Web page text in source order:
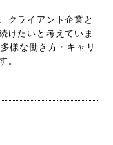
クライアント企業と
けたいと考えていま
様な働き方・キャリ
。